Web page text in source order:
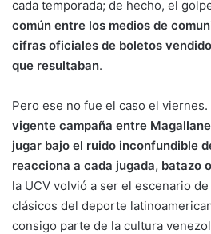
cada temporada; de hecho, el
común entre los medios de
cifras oficiales de boletos
que resultaban.
Pero ese no fue el caso el viernes.
vigente campaña entre
jugar bajo el ruido inconfundible
reacciona a cada jugada, batazo
la UCV volvió a ser el escenario
clásicos del deporte
consigo parte de la cultura